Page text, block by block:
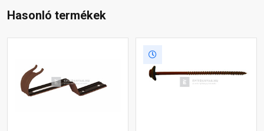
Hasonló termékek